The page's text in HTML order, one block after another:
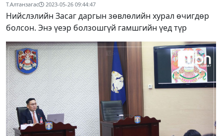
Т.Алтанзагас 2023-05-26 09:44:47
Нийслэлийн Засаг даргын зөвлөлийн хурал өчигдөр
болсон. Энэ үеэр болзошгүй гамшгийн үед түр